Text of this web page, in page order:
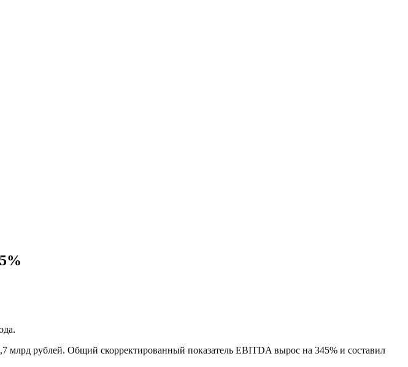
млрд рублей. Общий скорректированный показатель EBITDA вырос на 345% и составил